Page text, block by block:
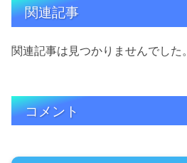
関連記事
関連記事は見つかりませんでした。
コメント